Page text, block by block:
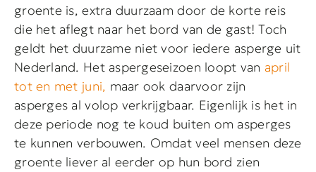
groente is, extra duurzaam door de korte reis
die het aflegt naar het bord van de gast! Toch
geldt het duurzame niet voor iedere asperge uit
Nederland. Het aspergeseizoen loopt van april
tot en met juni, maar ook daarvoor zijn
asperges al volop verkrijgbaar. Eigenlijk is het in
deze periode nog te koud buiten om asperges
te kunnen verbouwen. Omdat veel mensen deze
groente liever al eerder op hun bord zien